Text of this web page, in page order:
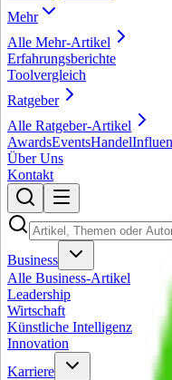
Mehr
Alle Mehr-Artikel
Erfahrungsberichte
Toolvergleich
Ratgeber
Alle Ratgeber-Artikel
AwardsEventsHandel
Über Uns
Kontakt
Business
Alle Business-Artikel
Leadership
Wirtschaft
Künstliche Intelligenz
Innovation
Karriere